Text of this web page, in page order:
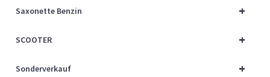
+
Saxonette Benzin
+
SCOOTER
+
Sonderverkauf